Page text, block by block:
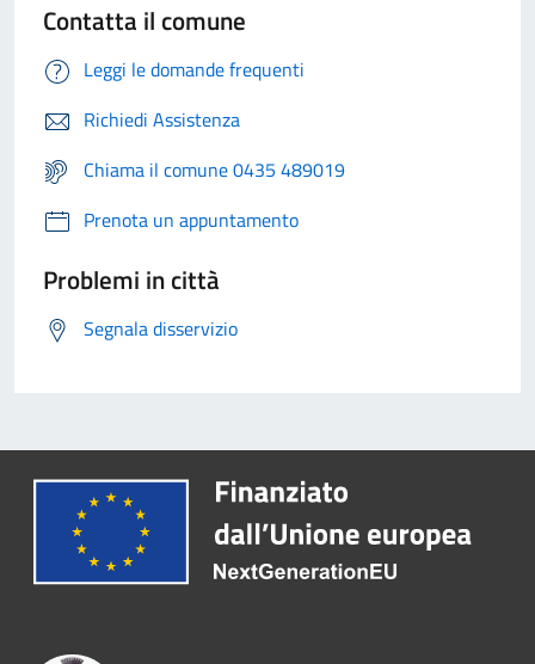
Contatta il comune
Leggi le domande frequenti
Richiedi Assistenza
Chiama il comune 0435 489019
Prenota un appuntamento
Problemi in città
Segnala disservizio